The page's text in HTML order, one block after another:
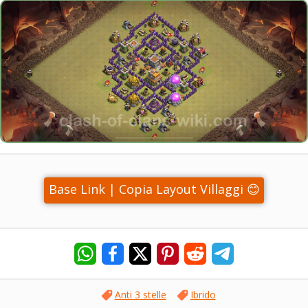
Base Link | Copia Layout Villaggi 😊
Anti 3 stelle Ibrido